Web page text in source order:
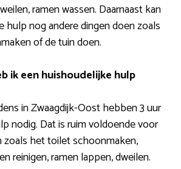
ramen wassen. Daarnaast kan
hulp nog andere dingen doen zoals
of de tuin doen.
ik een huishoudelijke hulp
in Zwaagdijk-Oost hebben 3 uur
nodig. Dat is ruim voldoende voor
zoals het toilet schoonmaken,
reinigen, ramen lappen, dweilen.